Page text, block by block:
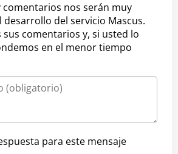
comentarios nos serán muy
del servicio Mascus.
sus comentarios y, si usted lo
en el menor tiempo
para este mensaje